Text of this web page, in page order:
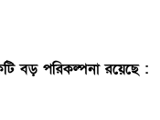
বড় পরিকল্পনা রয়েছে :